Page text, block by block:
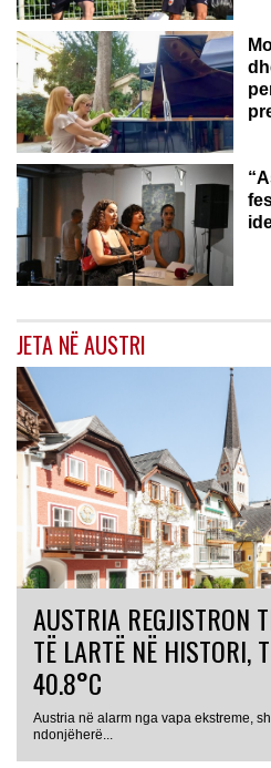
JETA NË AUSTRI
AUSTRIA REGJISTRON
TË LARTË NË HISTORI,
40.8°C
Austria në alarm nga vapa ekstreme,
ndonjëherë...
AUSTRI